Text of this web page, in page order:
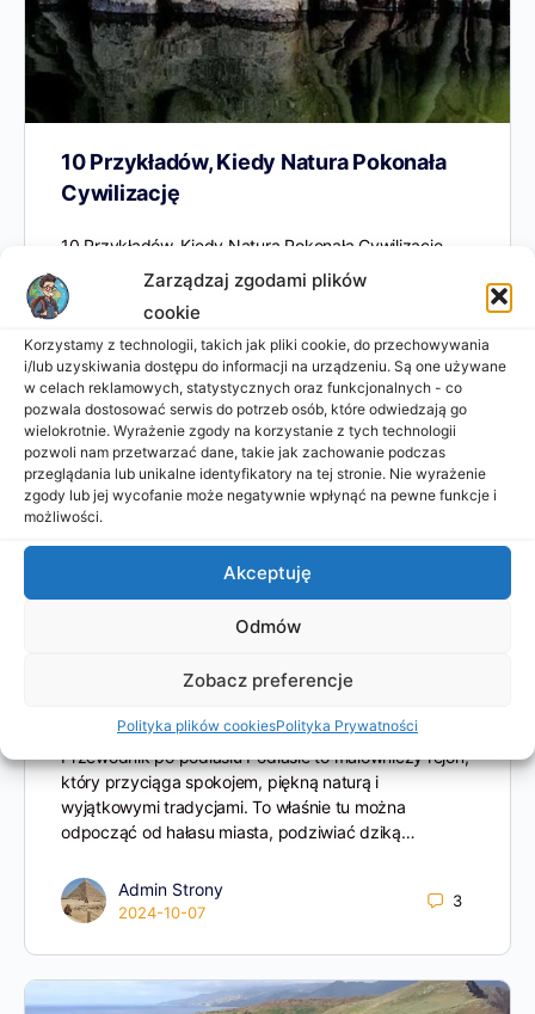
Zarządzaj zgodami plików
cookie
Korzystamy z technologii, takich jak pliki cookie, do przechowywania
i/lub uzyskiwania dostępu do informacji na urządzeniu. Są one używane
w celach reklamowych, statystycznych oraz funkcjonalnych - co
pozwala dostosować serwis do potrzeb osób, które odwiedzają go
wielokrotnie. Wyrażenie zgody na korzystanie z tych technologii
pozwoli nam przetwarzać dane, takie jak zachowanie podczas
przeglądania lub unikalne identyfikatory na tej stronie. Nie wyrażenie
zgody lub jej wycofanie może negatywnie wpłynąć na pewne funkcje i
możliwości.
Akceptuję
Odmów
Zobacz preferencje
Polityka plików cookiesPolityka Prywatności
10 Przykładów, Kiedy Natura Pokonała
Cywilizację
10 Przykładów, Kiedy Natura Pokonała Cywilizację
Oto lista miejsc, które zostały opuszczone przez
człowieka i powoli pochłaniane przez naturę. Czasem
budynki, miasta czy pojazdy stają…
Admin Strony
2024-11-22
0
Przewodnik po podlasiu Podlasie to malowniczy rejon,
który przyciąga spokojem, piękną naturą i
wyjątkowymi tradycjami. To właśnie tu można
odpocząć od hałasu miasta, podziwiać dziką…
Admin Strony
2024-10-07
3